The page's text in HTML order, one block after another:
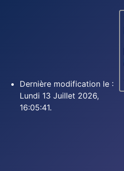
Dernière modification le :
Lundi 13 Juillet 2026,
16:05:41.